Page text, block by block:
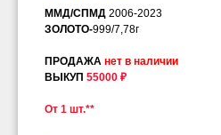
ММД/СПМД 2006-2023
ЗОЛОТО-999/7,78г
ПРОДАЖА нет в наличии
ВЫКУП 55000 ₽
От 1 шт.**